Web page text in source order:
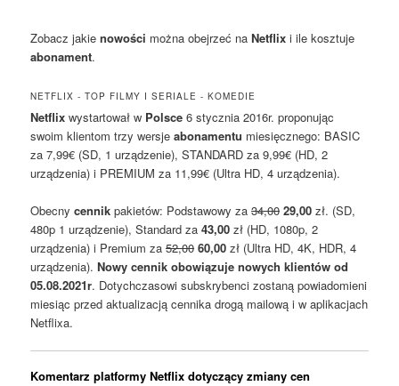
Zobacz jakienowości można obejrzeć naNetflix i ile kosztuje
abonament.
NETFLIX - TOP FILMY I SERIALE - KOMEDIE
Netflix wystartował w Polsce 6 stycznia 2016r. proponując
swoim klientom trzy wersjeabonamentu miesięcznego: BASIC
za 7,99€ (SD, 1 urządzenie), STANDARD za 9,99€ (HD, 2
urządzenia) i PREMIUM za 11,99€ (Ultra HD, 4 urządzenia).
Obecnycennik pakietów: Podstawowy za34,00 29,00 zł. (SD,
480p 1 urządzenie), Standard za43,00 zł (HD, 1080p, 2
urządzenia) i Premium za52,00 60,00 zł (Ultra HD, 4K, HDR, 4
urządzenia).Nowy cennik obowiązuje nowych klientów od
05.08.2021r. Dotychczasowi subskrybenci zostaną powiadomieni
miesiąc przed aktualizacją cennika drogą mailową i w aplikacjach
Netflixa.
Komentarz platformy Netflix dotyczący zmiany cen